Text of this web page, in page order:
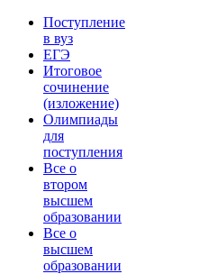
Поступление
в вуз
ЕГЭ
Итоговое
сочинение
(изложение)
Олимпиады
для
поступления
Все о
втором
высшем
образовании
Все о
высшем
образовании